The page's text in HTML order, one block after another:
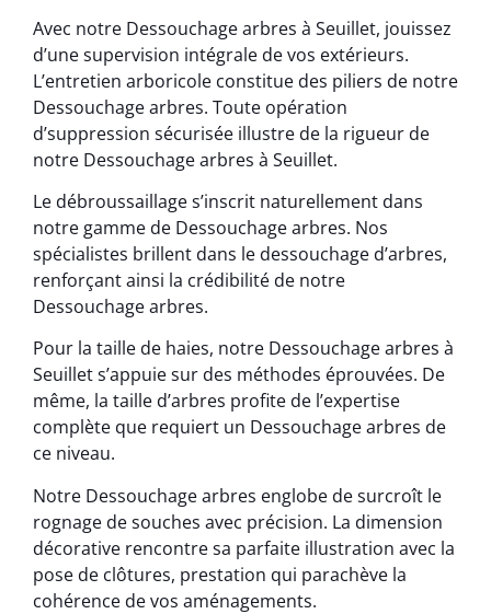
Avec notre Dessouchage arbres à Seuillet, jouissez
d’une supervision intégrale de vos extérieurs.
L’entretien arboricole constitue des piliers de notre
Dessouchage arbres. Toute opération
d’suppression sécurisée illustre de la rigueur de
notre Dessouchage arbres à Seuillet.
Le débroussaillage s’inscrit naturellement dans
notre gamme de Dessouchage arbres. Nos
spécialistes brillent dans le dessouchage d’arbres,
renforçant ainsi la crédibilité de notre
Dessouchage arbres.
Pour la taille de haies, notre Dessouchage arbres à
Seuillet s’appuie sur des méthodes éprouvées. De
même, la taille d’arbres profite de l’expertise
complète que requiert un Dessouchage arbres de
ce niveau.
Notre Dessouchage arbres englobe de surcroît le
rognage de souches avec précision. La dimension
décorative rencontre sa parfaite illustration avec la
pose de clôtures, prestation qui parachève la
cohérence de vos aménagements.